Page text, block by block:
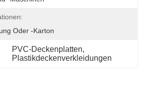
Oder -karton
PVC-Deckenplatten,
Plastikdeckenverkleidungen